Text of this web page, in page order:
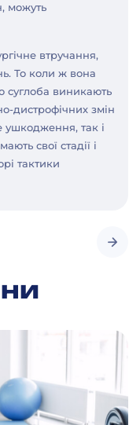
можуть
втручання,
То коли ж вона
суглоба виникають
дистрофічних змін
ушкодження, так і
свої стадії і
тактики